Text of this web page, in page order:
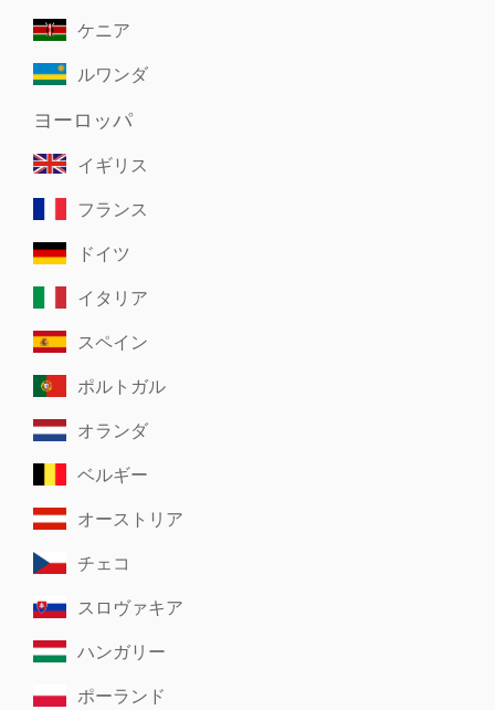
ケニア
ルワンダ
ヨーロッパ
イギリス
フランス
ドイツ
イタリア
スペイン
ポルトガル
オランダ
ベルギー
オーストリア
チェコ
スロヴァキア
ハンガリー
ポーランド